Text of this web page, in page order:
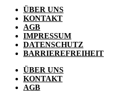
werden
ÜBER UNS
KONTAKT
AGB
IMPRESSUM
DATENSCHUTZ
BARRIEREFREIHEIT
ÜBER UNS
KONTAKT
AGB